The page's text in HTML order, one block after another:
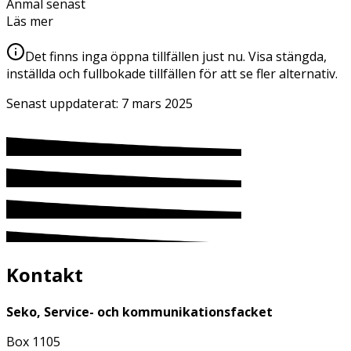
Anmäl senast
Läs mer
Det finns inga öppna tillfällen just nu. Visa stängda,
inställda och fullbokade tillfällen för att se fler alternativ.
Senast uppdaterat: 7 mars 2025
Kontakt
Seko, Service- och kommunikationsfacket
Box 1105